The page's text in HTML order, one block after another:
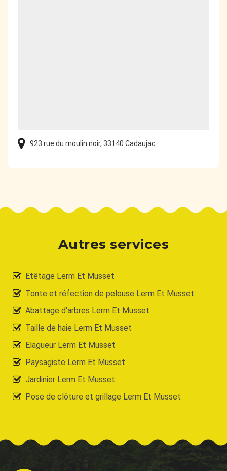
923 rue du moulin noir, 33140 Cadaujac
Autres services
Etêtage Lerm Et Musset
Tonte et réfection de pelouse Lerm Et Musset
Abattage d'arbres Lerm Et Musset
Taille de haie Lerm Et Musset
Elagueur Lerm Et Musset
Paysagiste Lerm Et Musset
Jardinier Lerm Et Musset
Pose de clôture et grillage Lerm Et Musset